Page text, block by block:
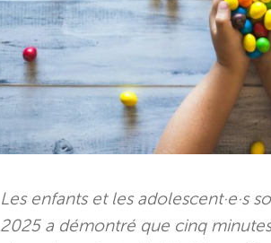
Les enfants et les adolescent·e·s
2025 a démontré que cinq